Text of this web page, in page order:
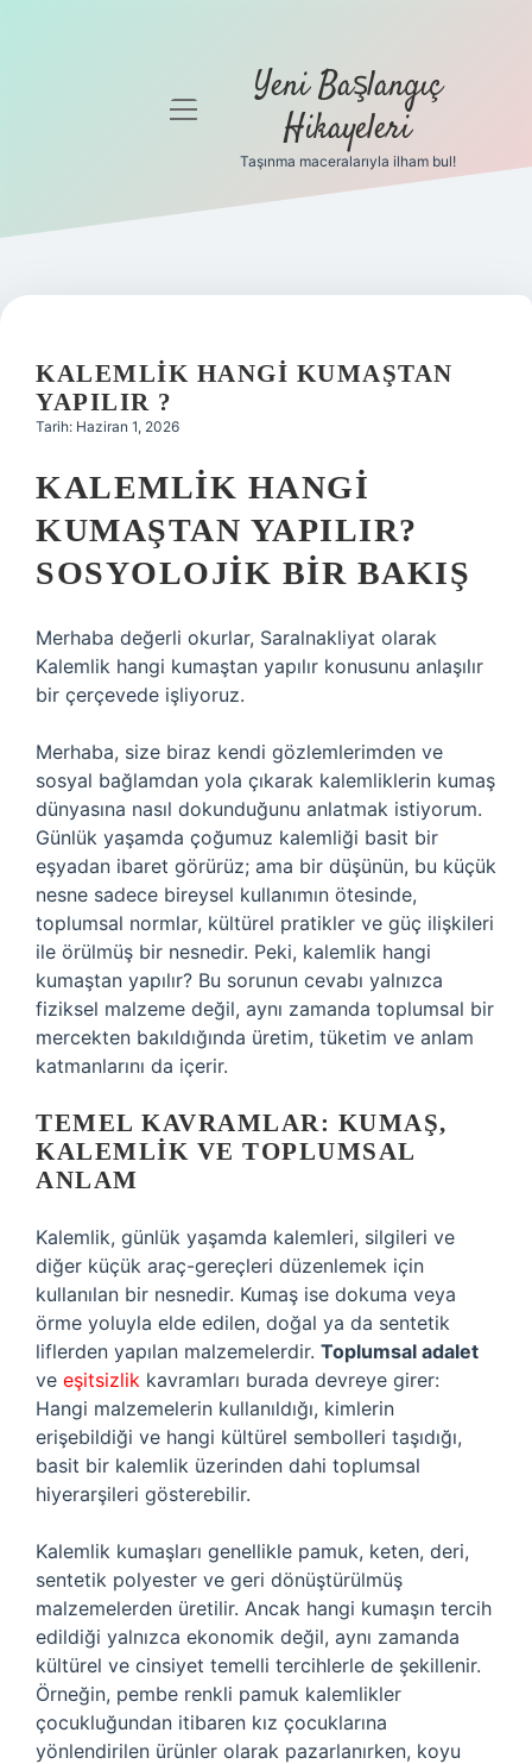
Gizlilik
Hakkımızda
menüyü
Yeni Başlangıç
Hikayeleri
Taşınma maceralarıyla ilham bul!
KALEMLIK HANGI KUMAŞTAN
YAPILIR ?
Tarih: Haziran 1, 2026
KALEMLIK HANGI
KUMAŞTAN YAPILIR?
SOSYOLOJIK BIR BAKIŞ
Merhaba değerli okurlar, Saralnakliyat olarak
Kalemlik hangi kumaştan yapılır konusunu anlaşılır
bir çerçevede işliyoruz.
Merhaba, size biraz kendi gözlemlerimden ve
sosyal bağlamdan yola çıkarak kalemliklerin kumaş
dünyasına nasıl dokunduğunu anlatmak istiyorum.
Günlük yaşamda çoğumuz kalemliği basit bir
eşyadan ibaret görürüz; ama bir düşünün, bu küçük
nesne sadece bireysel kullanımın ötesinde,
toplumsal normlar, kültürel pratikler ve güç ilişkileri
ile örülmüş bir nesnedir. Peki, kalemlik hangi
kumaştan yapılır? Bu sorunun cevabı yalnızca
fiziksel malzeme değil, aynı zamanda toplumsal bir
mercekten bakıldığında üretim, tüketim ve anlam
katmanlarını da içerir.
TEMEL KAVRAMLAR: KUMAŞ,
KALEMLIK VE TOPLUMSAL
ANLAM
Kalemlik, günlük yaşamda kalemleri, silgileri ve
diğer küçük araç-gereçleri düzenlemek için
kullanılan bir nesnedir. Kumaş ise dokuma veya
örme yoluyla elde edilen, doğal ya da sentetik
liflerden yapılan malzemelerdir. Toplumsal adalet
ve eşitsizlik kavramları burada devreye girer:
Hangi malzemelerin kullanıldığı, kimlerin
erişebildiği ve hangi kültürel sembolleri taşıdığı,
basit bir kalemlik üzerinden dahi toplumsal
hiyerarşileri gösterebilir.
Kalemlik kumaşları genellikle pamuk, keten, deri,
sentetik polyester ve geri dönüştürülmüş
malzemelerden üretilir. Ancak hangi kumaşın tercih
edildiği yalnızca ekonomik değil, aynı zamanda
kültürel ve cinsiyet temelli tercihlerle de şekillenir.
Örneğin, pembe renkli pamuk kalemlikler
çocukluğundan itibaren kız çocuklarına
yönlendirilen ürünler olarak pazarlanırken, koyu